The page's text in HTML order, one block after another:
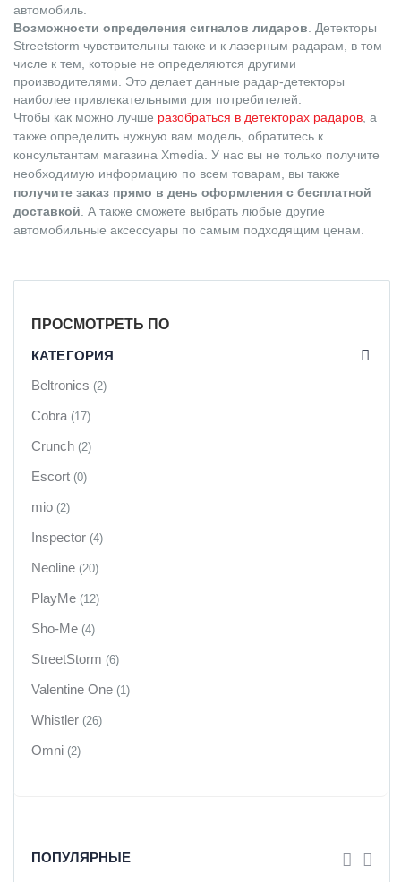
автомобиль.
Возможности определения сигналов лидаров . Детекторы
Streetstorm чувствительны также и к лазерным радарам, в том
числе к тем, которые не определяются другими
производителями. Это делает данные радар-детекторы
наиболее привлекательными для потребителей.
Чтобы как можно лучше разобраться в детекторах радаров , а
также определить нужную вам модель, обратитесь к
консультантам магазина Xmedia. У нас вы не только получите
необходимую информацию по всем товарам, вы также
получите заказ прямо в день оформления с бесплатной
доставкой . А также сможете выбрать любые другие
автомобильные аксессуары по самым подходящим ценам.
ПРОСМОТРЕТЬ ПО
КАТЕГОРИЯ
Beltronics (2)
Cobra (17)
Crunch (2)
Escort (0)
mio (2)
Inspector (4)
Neoline (20)
PlayMe (12)
Sho-Me (4)
StreetStorm (6)
Valentine One (1)
Whistler (26)
Omni (2)
ПОПУЛЯРНЫЕ